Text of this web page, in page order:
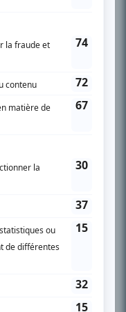
de la
de 1996 à 2001. Sa